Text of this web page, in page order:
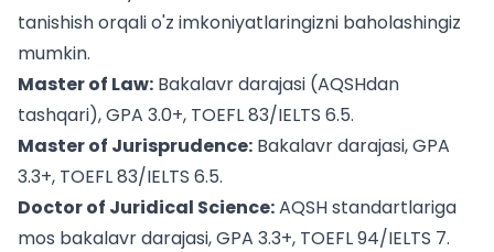
tanishish orqali o'z imkoniyatlaringizni baholashingiz
mumkin.
Master of Law: Bakalavr darajasi (AQSHdan
tashqari), GPA 3.0+, TOEFL 83/IELTS 6.5.
Master of Jurisprudence: Bakalavr darajasi, GPA
3.3+, TOEFL 83/IELTS 6.5.
Doctor of Juridical Science:AQSH standartlariga
mos bakalavr darajasi, GPA 3.3+, TOEFL 94/IELTS 7.